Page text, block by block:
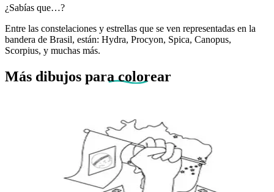
¿Sabías que…?
Entre las constelaciones y estrellas que se ven representadas en la
bandera de Brasil, están: Hydra, Procyon, Spica, Canopus,
Scorpius, y muchas más.
Más dibujos para colorear